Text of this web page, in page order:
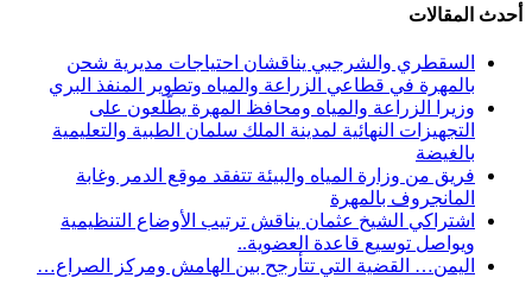
أحدث المقالات
السقطري والشرجبي يناقشان احتياجات مديرية شحن
بالمهرة في قطاعي الزراعة والمياه وتطوير المنفذ البري
وزيرا الزراعة والمياه ومحافظ المهرة يطّلعون على
التجهيزات النهائية لمدينة الملك سلمان الطبية والتعليمية
بالغيضة
فريق من وزارة المياه والبيئة تتفقد موقع الدمر وغابة
المانجروف بالمهرة
اشتراكي الشيخ عثمان يناقش ترتيب الأوضاع التنظيمية
ويواصل توسيع قاعدة العضوية..
اليمن… القضية التي تتأرجح بين الهامش ومركز الصراع…